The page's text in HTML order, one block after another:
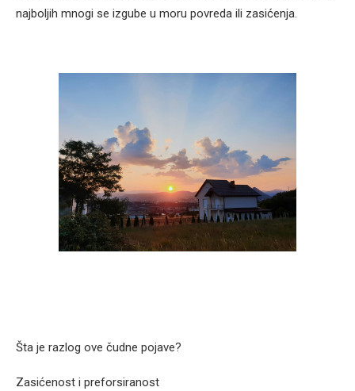
najboljih mnogi se izgube u moru povreda ili zasićenja.
Šta je razlog ove čudne pojave?
Zasićenost i preforsiranost